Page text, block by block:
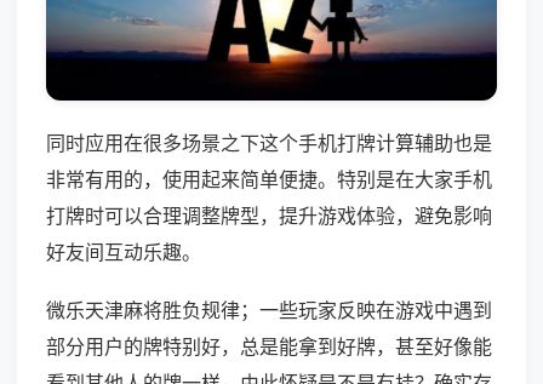
同时应用在很多场景之下这个手机打牌计算辅助也是
非常有用的，使用起来简单便捷。特别是在大家手机
打牌时可以合理调整牌型，提升游戏体验，避免影响
好友间互动乐趣。
微乐天津麻将胜负规律；一些玩家反映在游戏中遇到
部分用户的牌特别好，总是能拿到好牌，甚至好像能